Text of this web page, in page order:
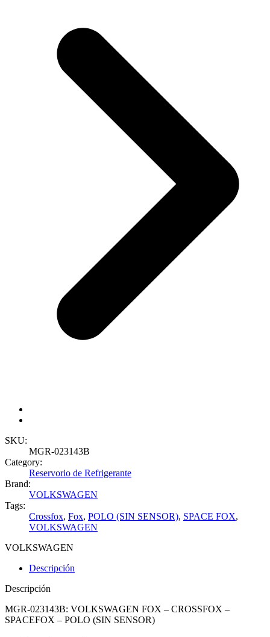
SKU:
MGR-023143B
Category:
Reservorio de Refrigerante
Brand:
VOLKSWAGEN
Tags:
Crossfox, Fox, POLO (SIN SENSOR), SPACE FOX,
VOLKSWAGEN
VOLKSWAGEN
Descripción
Descripción
MGR-023143B: VOLKSWAGEN FOX – CROSSFOX –
SPACEFOX – POLO (SIN SENSOR)